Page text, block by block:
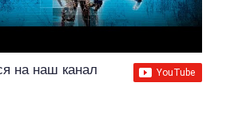
на наш канал